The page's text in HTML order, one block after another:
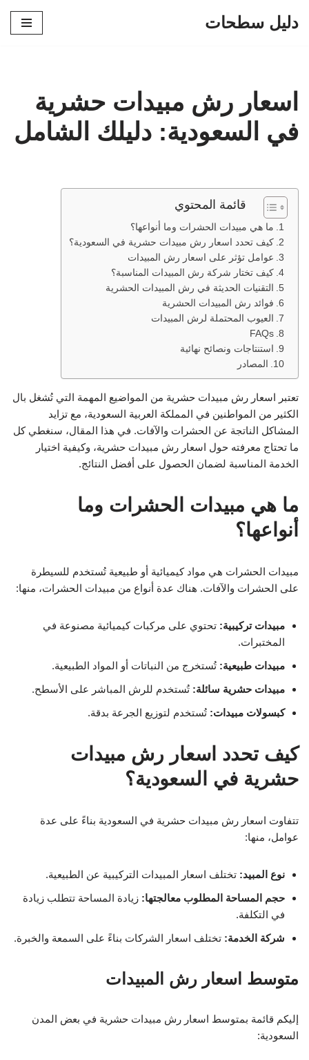
دليل سطحات
اسعار رش مبيدات حشرية
في السعودية: دليلك الشامل
قائمة المحتوي
ما هي مبيدات الحشرات وما أنواعها؟
كيف تحدد اسعار رش مبيدات حشرية في السعودية؟
عوامل تؤثر على اسعار رش المبيدات
كيف تختار شركة رش المبيدات المناسبة؟
التقنيات الحديثة في رش المبيدات الحشرية
فوائد رش المبيدات الحشرية
العيوب المحتملة لرش المبيدات
FAQs
استنتاجات ونصائح نهائية
المصادر
تعتبر اسعار رش مبيدات حشرية من المواضيع المهمة التي تُشغل بال
الكثير من المواطنين في المملكة العربية السعودية، مع تزايد
المشاكل الناتجة عن الحشرات والآفات. في هذا المقال، سنغطي كل
ما تحتاج معرفته حول اسعار رش مبيدات حشرية، وكيفية اختيار
الخدمة المناسبة لضمان الحصول على أفضل النتائج.
ما هي مبيدات الحشرات وما
أنواعها؟
مبيدات الحشرات هي مواد كيميائية أو طبيعية تُستخدم للسيطرة
على الحشرات والآفات. هناك عدة أنواع من مبيدات الحشرات، منها:
مبيدات تركيبية: تحتوي على مركبات كيميائية مصنوعة في
المختبرات.
مبيدات طبيعية: تُستخرج من النباتات أو المواد الطبيعية.
مبيدات حشرية سائلة: تُستخدم للرش المباشر على الأسطح.
كبسولات مبيدات: تُستخدم لتوزيع الجرعة بدقة.
كيف تحدد اسعار رش مبيدات
حشرية في السعودية؟
تتفاوت اسعار رش مبيدات حشرية في السعودية بناءً على عدة
عوامل، منها:
نوع المبيد: تختلف اسعار المبيدات التركيبية عن الطبيعية.
حجم المساحة المطلوب معالجتها: زيادة المساحة تتطلب زيادة
في التكلفة.
شركة الخدمة: تختلف اسعار الشركات بناءً على السمعة والخبرة.
متوسط اسعار رش المبيدات
إليكم قائمة بمتوسط اسعار رش مبيدات حشرية في بعض المدن
السعودية: